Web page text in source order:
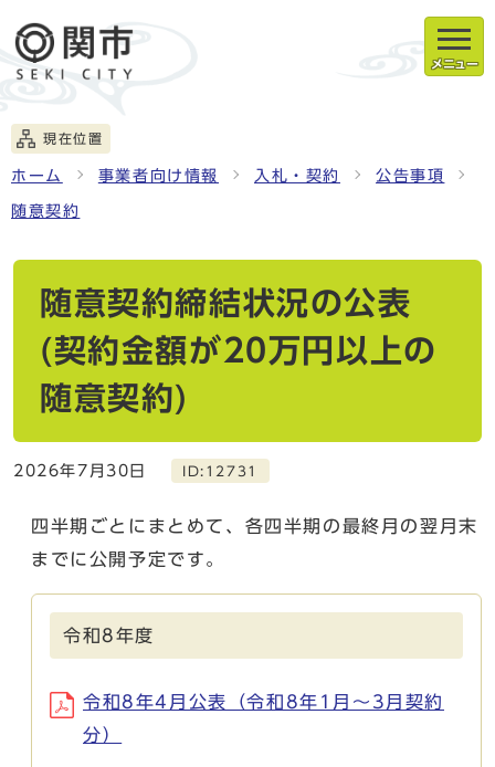
メニュー
現在位置
ホーム 事業者向け情報 入札・契約 公告事項
随意契約
随意契約締結状況の公表
(契約金額が20万円以上の
随意契約)
2026年7月30日 ID:12731
四半期ごとにまとめて、各四半期の最終月の翌月末
までに公開予定です。
令和8年度
令和8年4月公表（令和8年1月～3月契約
分）